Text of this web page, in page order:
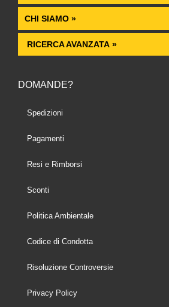
CHI SIAMO »
RICERCA AVANZATA »
DOMANDE?
Spedizioni
Pagamenti
Resi e Rimborsi
Sconti
Politica Ambientale
Codice di Condotta
Risoluzione Controversie
Privacy Policy